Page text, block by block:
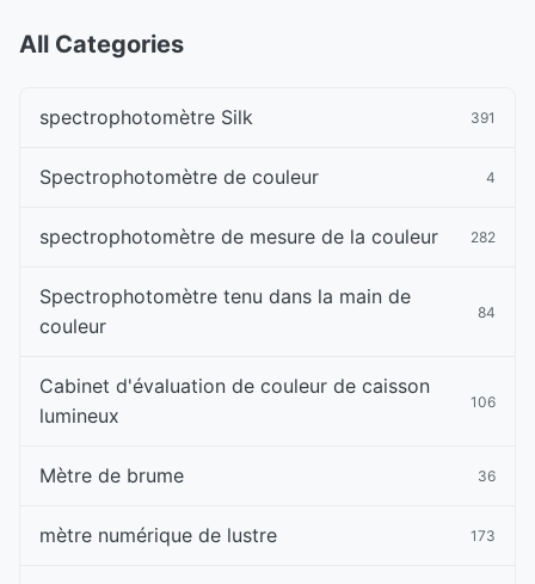
All Categories
spectrophotomètre Silk 391
Spectrophotomètre de couleur 4
spectrophotomètre de mesure de la couleur 282
Spectrophotomètre tenu dans la main de
couleur
84
Cabinet d'évaluation de couleur de caisson
lumineux
106
Mètre de brume 36
mètre numérique de lustre 173